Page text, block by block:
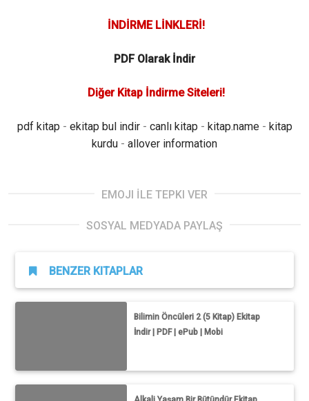
İNDİRME LİNKLERİ!
PDF Olarak İndir
Diğer Kitap İndirme Siteleri!
pdf kitap - ekitap bul indir- canlı kitap - kitap.name- kitap
kurdu - allover information
EMOJI İLE TEPKI VER
SOSYAL MEDYADA PAYLAŞ
BENZER KITAPLAR
Bilimin Öncüleri 2 (5 Kitap) Ekitap
İndir | PDF | ePub | Mobi